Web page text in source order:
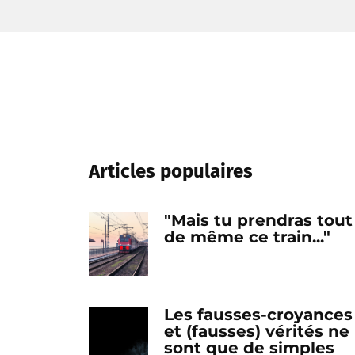
Articles populaires
"Mais tu prendras tout
de même ce train..."
Les fausses-croyances
et (fausses) vérités ne
sont que de simples